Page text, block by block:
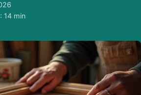
14 min